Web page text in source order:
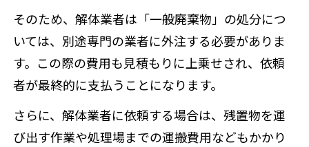
そのため、解体業者は「一般廃棄物」の処分につ
いては、別途専門の業者に外注する必要がありま
す。この際の費用も見積もりに上乗せされ、依頼
者が最終的に支払うことになります。
さらに、解体業者に依頼する場合は、残置物を運
び出す作業や処理場までの運搬費用などもかかり